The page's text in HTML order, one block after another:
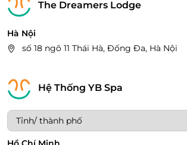
Số 276A, đường Hải Thượng Lãn Ông,
Bắc Ninh
Hà Nội
Số 42, Ngõ 165/30, Thái Hà, Đống Đa,
248 Thụy Khuê, Phường Thụy Khuê,
Nội
The Dreamers Lodge
Hà Nội
số 18 ngõ 11 Thái Hà, Đống Đa, Hà Nội
Hệ Thống YB Spa